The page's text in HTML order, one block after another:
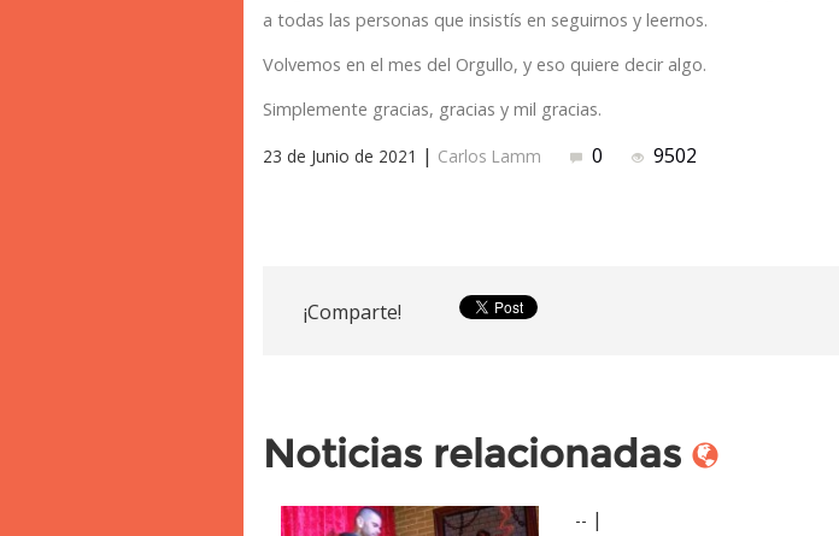
a todas las personas que insistís en seguirnos y leernos.
Volvemos en el mes del Orgullo, y eso quiere decir algo.
Simplemente gracias, gracias y mil gracias.
23 de Junio de 2021 | Carlos Lamm 0 9502
¡Comparte!
Noticias relacionadas
-- |